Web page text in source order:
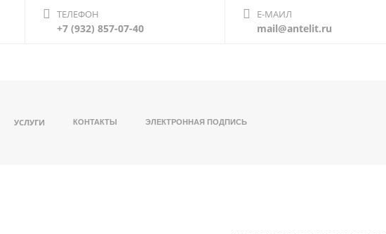
ТЕЛЕФОН
+7 (932) 857-07-40
Е-МАИЛ
mail@antelit.ru
УСЛУГИ КОНТАКТЫ ЭЛЕКТРОННАЯ ПОДПИСЬ